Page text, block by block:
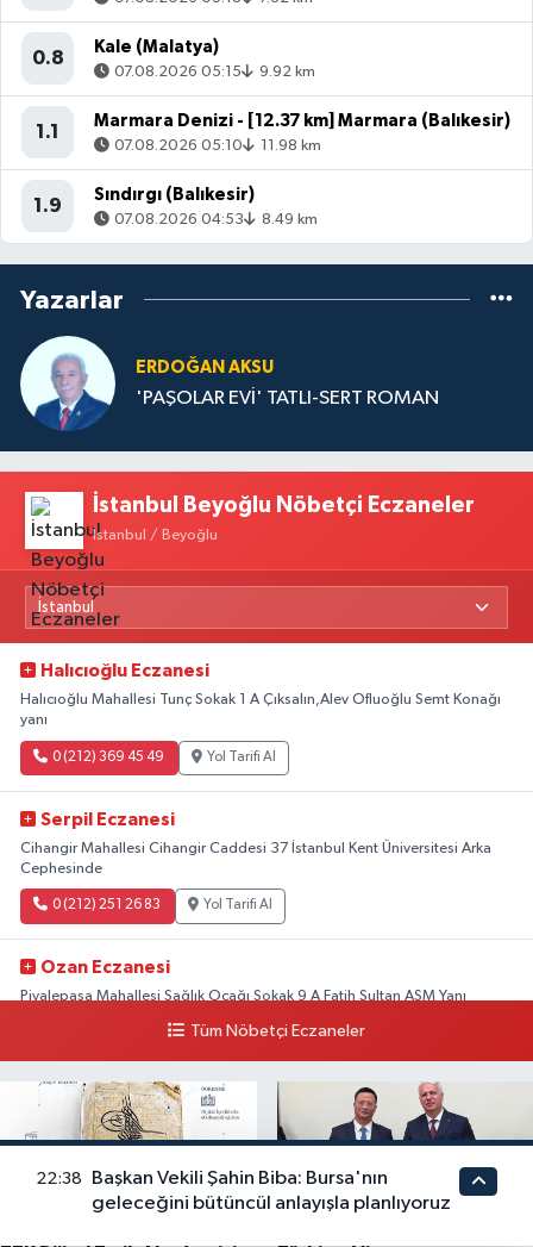
0.8
Kale (Malatya)
07.08.2026 05:15 9.92 km
1.1
Marmara Denizi - [12.37 km] Marmara (Balıkesir)
07.08.2026 05:10 11.98 km
1.9
Sındırgı (Balıkesir)
07.08.2026 04:53 8.49 km
Yazarlar
ERDOĞAN AKSU
'PAŞOLAR EVİ' TATLI-SERT ROMAN
İstanbul Beyoğlu Nöbetçi Eczaneler
İstanbul / Beyoğlu
Halıcıoğlu Eczanesi
Halıcıoğlu Mahallesi Tunç Sokak 1 A Çıksalın,Alev Ofluoğlu Semt Konağı
yanı
0 (212) 369 45 49 Yol Tarifi Al
Serpil Eczanesi
Cihangir Mahallesi Cihangir Caddesi 37 İstanbul Kent Üniversitesi Arka
Cephesinde
0 (212) 251 26 83 Yol Tarifi Al
Ozan Eczanesi
Piyalepaşa Mahallesi Sağlık Ocağı Sokak 9 A Fatih Sultan ASM Yanı
Yol Tarifi Al
Tüm Nöbetçi Eczaneler
22:38
Başkan Vekili Şahin Biba: Bursa'nın
geleceğini bütüncül anlayışla planlıyoruz